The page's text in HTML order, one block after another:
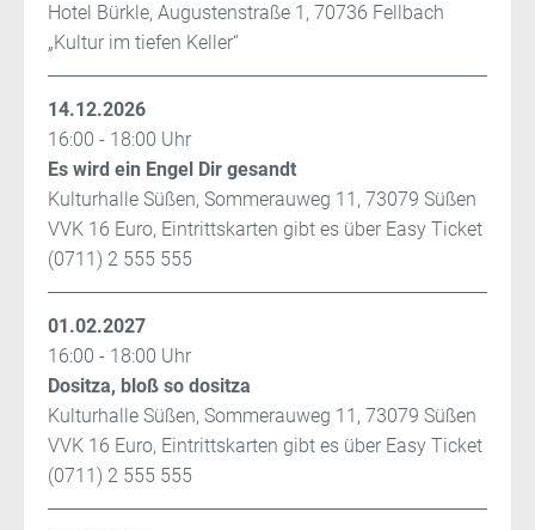
„Kultur im tiefen Keller“
Hotel Bürkle, Augustenstraße 1, 70736 Fellbach
14.12.2026
16:00 - 18:00 Uhr
VVK 16 Euro, Eintrittskarten gibt es über Easy Ticket
(0711) 2 555 555
Kulturhalle Süßen, Sommerauweg 11, 73079 Süßen
Es wird ein Engel Dir gesandt
01.02.2027
16:00 - 18:00 Uhr
VVK 16 Euro, Eintrittskarten gibt es über Easy Ticket
(0711) 2 555 555
Kulturhalle Süßen, Sommerauweg 11, 73079 Süßen
Dositza, bloß so dositza